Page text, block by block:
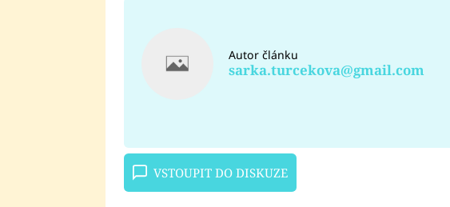
Autor článku
sarka.turcekova@gmail.com
VSTOUPIT DO DISKUZE